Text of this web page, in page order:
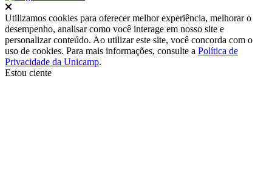
Utilizamos cookies para oferecer melhor experiência, melhorar o
desempenho, analisar como você interage em nosso site e
personalizar conteúdo. Ao utilizar este site, você concorda com o
uso de cookies. Para mais informações, consulte a Política de
Privacidade da Unicamp.
Estou ciente